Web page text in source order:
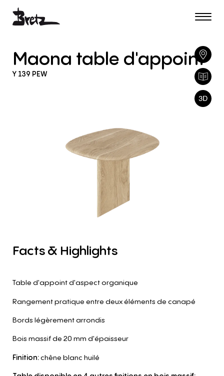
Maona table d'appoint
Y 139 PEW
Facts& Highlights
Table d'appoint d'aspect organique
Rangement pratique entre deux éléments de canapé
Bords légèrement arrondis
Bois massif de 20 mm d'épaisseur
Finition:chêne blanc huilé